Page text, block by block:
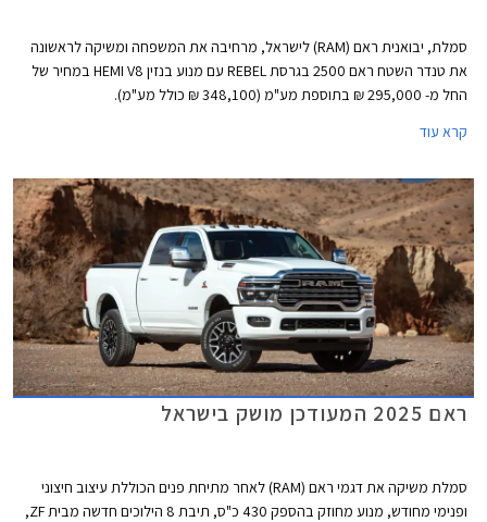
סמלת, יבואנית ראם (RAM) לישראל, מרחיבה את המשפחה ומשיקה לראשונה
את טנדר השטח ראם 2500 בגרסת REBEL עם מנוע בנזין HEMI V8 במחיר של
החל מ- 295,000 ₪ בתוספת מע"מ (348,100 ₪ כולל מע"מ).
קרא עוד
ראם 2025 המעודכן מושק בישראל
סמלת משיקה את דגמי ראם (RAM) לאחר מתיחת פנים הכוללת עיצוב חיצוני
ופנימי מחודש, מנוע מחוזק בהספק 430 כ"ס, תיבת 8 הילוכים חדשה מבית ZF,